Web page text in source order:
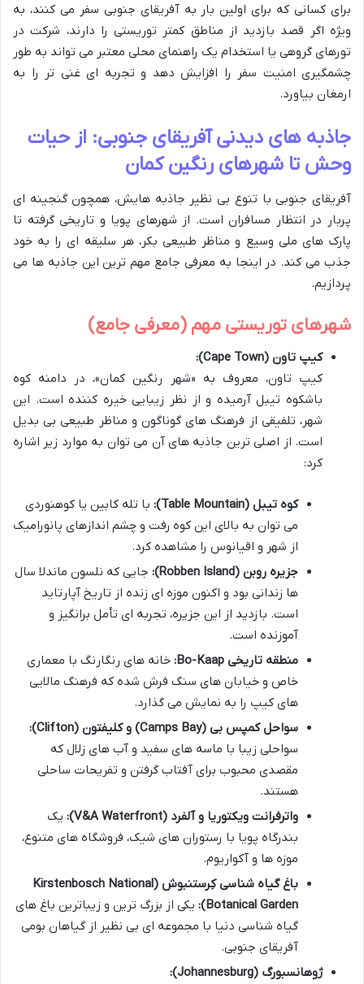
برای کسانی که برای اولین بار به آفریقای جنوبی سفر می کنند، به
ویژه اگر قصد بازدید از مناطق کمتر توریستی را دارند، شرکت در
تورهای گروهی یا استخدام یک راهنمای محلی معتبر می تواند به طور
چشمگیری امنیت سفر را افزایش دهد و تجربه ای غنی تر را به
ارمغان بیاورد.
جاذبه های دیدنی آفریقای جنوبی: از حیات
وحش تا شهرهای رنگین کمان
آفریقای جنوبی با تنوع بی نظیر جاذبه هایش، همچون گنجینه ای
پربار در انتظار مسافران است. از شهرهای پویا و تاریخی گرفته تا
پارک های ملی وسیع و مناظر طبیعی بکر، هر سلیقه ای را به خود
جذب می کند. در اینجا به معرفی جامع مهم ترین این جاذبه ها می
پردازیم.
شهرهای توریستی مهم (معرفی جامع)
کیپ تاون (Cape Town):
کیپ تاون، معروف به «شهر رنگین کمان»، در دامنه کوه
باشکوه تیبل آرمیده و از نظر زیبایی خیره کننده است. این
شهر، تلفیقی از فرهنگ های گوناگون و مناظر طبیعی بی بدیل
است. از اصلی ترین جاذبه های آن می توان به موارد زیر اشاره
کرد:
کوه تیبل (Table Mountain):
با تله کابین یا کوهنوردی
می توان به بالای این کوه رفت و چشم اندازهای پانورامیک
از شهر و اقیانوس را مشاهده کرد.
جزیره روبن (Robben Island):
جایی که نلسون ماندلا سال
ها زندانی بود و اکنون موزه ای زنده از تاریخ آپارتاید
است. بازدید از این جزیره، تجربه ای تأمل برانگیز و
آموزنده است.
منطقه تاریخی Bo-Kaap:
خانه های رنگارنگ با معماری
خاص و خیابان های سنگ فرش شده که فرهنگ مالایی
های کیپ را به نمایش می گذارد.
سواحل کمپس بی (Camps Bay) و کلیفتون (Clifton):
سواحلی زیبا با ماسه های سفید و آب های زلال که
مقصدی محبوب برای آفتاب گرفتن و تفریحات ساحلی
هستند.
واترفرانت ویکتوریا و آلفرد (V&A Waterfront):
یک
بندرگاه پویا با رستوران های شیک، فروشگاه های متنوع،
موزه ها و آکواریوم.
باغ گیاه شناسی کِرستنبوش (Kirstenbosch National
Botanical Garden):
یکی از بزرگ ترین و زیباترین باغ های
گیاه شناسی دنیا با مجموعه ای بی نظیر از گیاهان بومی
آفریقای جنوبی.
ژوهانسبورگ (Johannesburg):